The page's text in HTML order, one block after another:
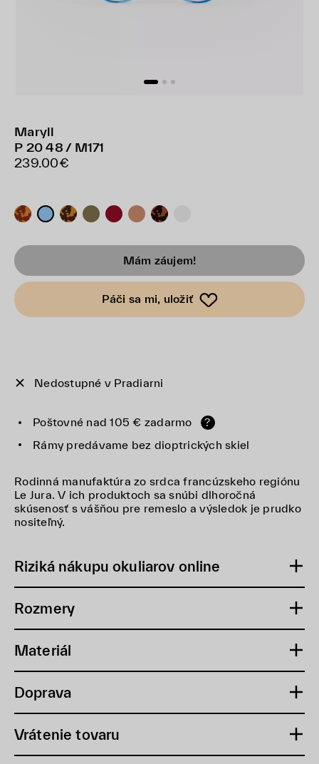
Maryll
P 20 48 / M171
239.00€
Mám záujem!
Páči sa mi, uložiť
Nedostupné v Pradiarni
Poštovné nad 105 € zadarmo
?
Rámy predávame bez dioptrických skiel
Rodinná manufaktúra zo srdca francúzskeho regiónu
Le Jura. V ich produktoch sa snúbi dlhoročná
skúsenosť s vášňou pre remeslo a výsledok je prudko
nositeľný.
Riziká nákupu okuliarov online
Rozmery
Materiál
Doprava
Vrátenie tovaru